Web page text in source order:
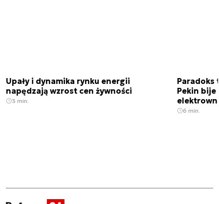
Upały i dynamika rynku energii
napędzają wzrost cen żywności
3 min.
Paradoks
Pekin bije
6 min.